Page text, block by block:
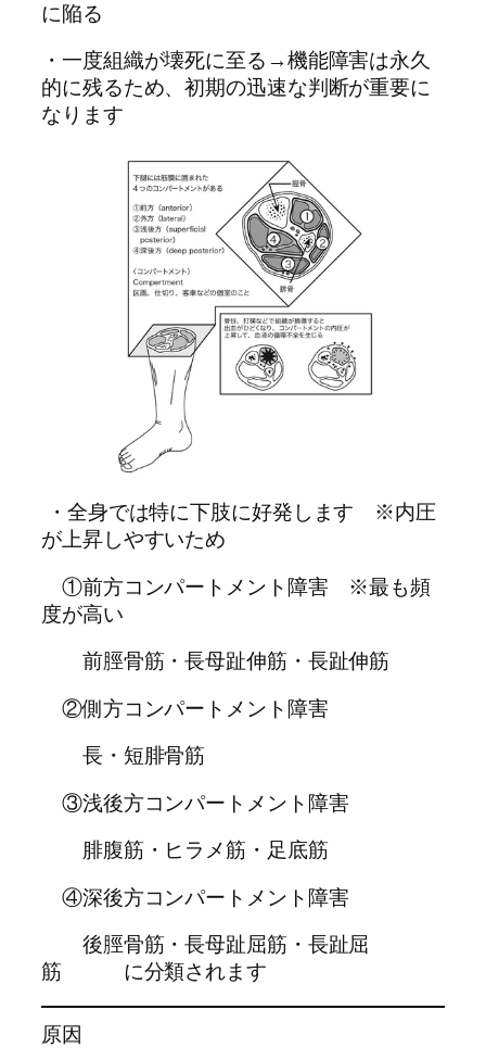
に陥る
・一度組織が壊死に至る→機能障害は永久
的に残るため、初期の迅速な判断が重要に
なります
・全身では特に下肢に好発します ※内圧
が上昇しやすいため
①前方コンパートメント障害 ※最も頻
度が高い
前脛骨筋・長母趾伸筋・長趾伸筋
②側方コンパートメント障害
長・短腓骨筋
③浅後方コンパートメント障害
腓腹筋・ヒラメ筋・足底筋
④深後方コンパートメント障害
後脛骨筋・長母趾屈筋・長趾屈
筋 に分類されます
原因